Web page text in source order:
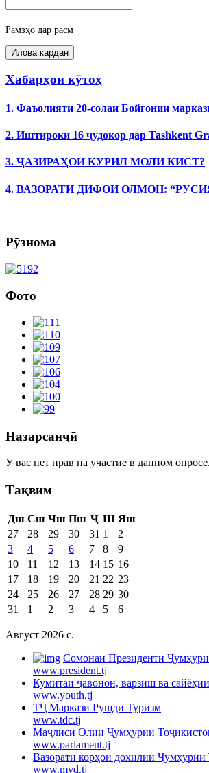
Рамзҳо дар расм
Хабарҳои кӯтоҳ
1. Фаъолияти 20-солаи Бойгонии
2. Иштироки 16 ҷудокор дар Tashkent
3. ҶАЗИРАҲОИ КУРИЛ МОЛИ КИСТ?
4. ВАЗОРАТИ ДИФОИ ОЛМОН:
Рӯзнома
Фото
Назарсанҷӣ
У вас нет прав на участие в данном опросе.
Тақвим
Дш Сш Чш Пш Ҷ Ш Яш
27
28 29 30 31 1
2
3
4 5 6 7 8
9
10
11 12 13 14 15 16
17
18 19 20 21 22 23
24
25 26 27 28 29 30
31
1 2 3 4 5 6
Август 2026 c.
Cомонаи Президенти
www.president.tj
Кумитаи ҷавонон, варзиш ва сайёҳии
www.youth.tj
ТҶ Маркази Рушди Туризм
www.tdc.tj
Маҷлиси Олии Ҷумҳурии
www.parlament.tj
Вазорати корҳои дохилии Ҷумҳурии
www.mvd.tj